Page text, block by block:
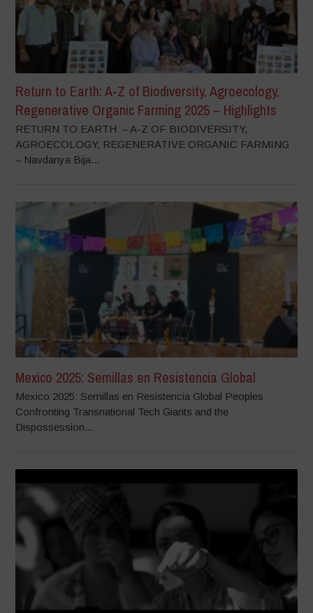
Return to Earth: A-Z of Biodiversity, Agroecology,
Regenerative Organic Farming 2025 – Highlights
RETURN TO EARTH – A-Z OF BIODIVERSITY,
AGROECOLOGY, REGENERATIVE ORGANIC FARMING
– Navdanya Bija...
Mexico 2025: Semillas en Resistencia Global
Mexico 2025: Semillas en Resistencia Global Peoples
Confronting Transnational Tech Giants and the
Dispossession...